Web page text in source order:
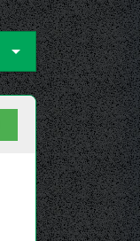
